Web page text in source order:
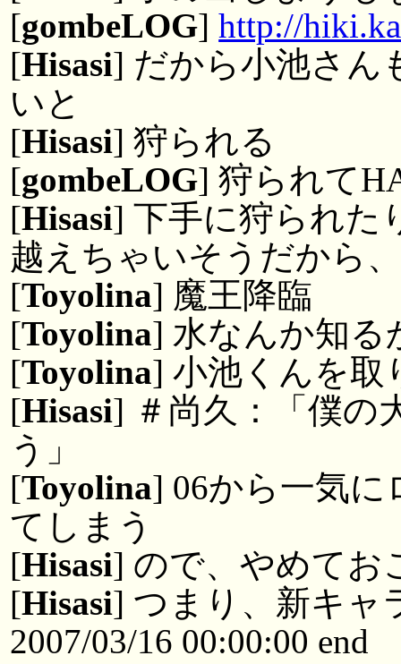
[gombeLOG]http://
[Hisasi] だから小池さん
いと
[Hisasi] 狩られる
[gombeLOG] 狩られて
[Hisasi] 下手に狩られた
越えちゃいそうだから
[Toyolina] 魔王降臨
[Toyolina] 水なんか知る
[Toyolina] 小池くんを取
[Hisasi] ＃尚久：「僕の
う」
[Toyolina] 06から一気
てしまう
[Hisasi] ので、やめてお
[Hisasi] つまり、新キャ
2007/03/16 00:00:00 end